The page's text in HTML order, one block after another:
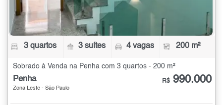
3 quartos 3 suítes 4 vagas 200 m²
Sobrado à Venda na Penha com 3 quartos - 200 m²
Penha
Zona Leste - São Paulo
R$ 990.000